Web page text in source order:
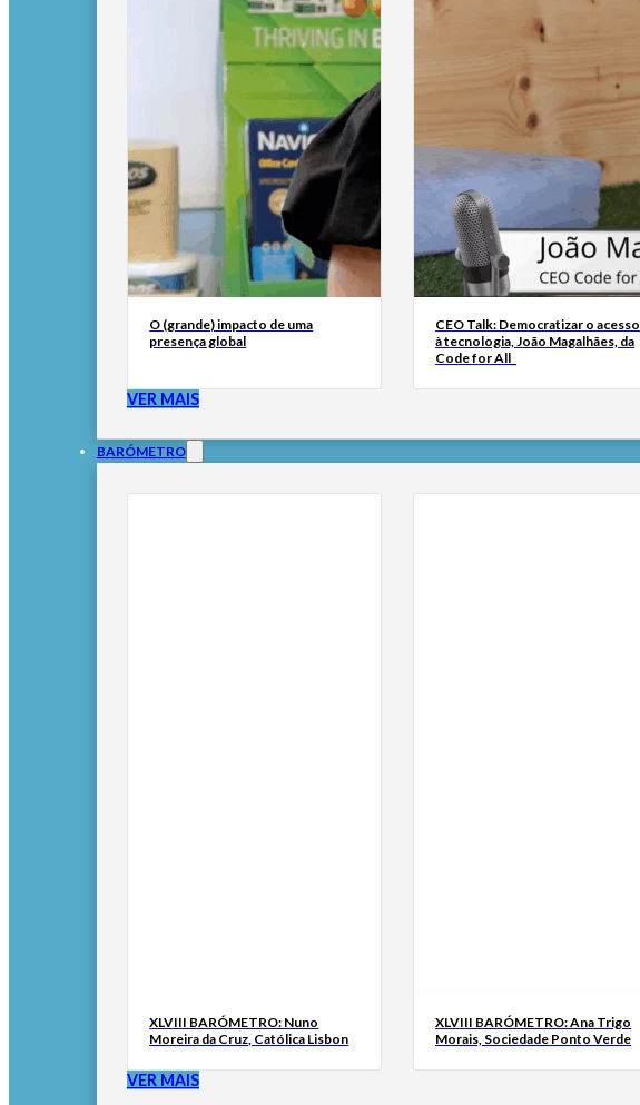
O (grande) impacto de uma
presença global
CEO Talk: Democratizar o acesso
à tecnologia, João Magalhães, da
Code for All_
VER MAIS
BARÓMETRO
XLVIII BARÓMETRO: Nuno
Moreira da Cruz, Católica Lisbon
XLVIII BARÓMETRO: Ana Trigo
Morais, Sociedade Ponto Verde
VER MAIS